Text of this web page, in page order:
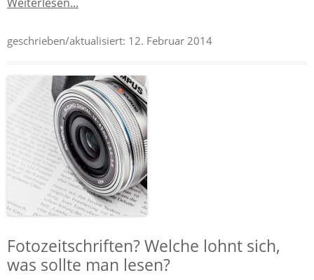
geschrieben/aktualisiert: 12. Februar 2014
Fotozeitschriften? Welche lohnt sich,
was sollte man lesen?